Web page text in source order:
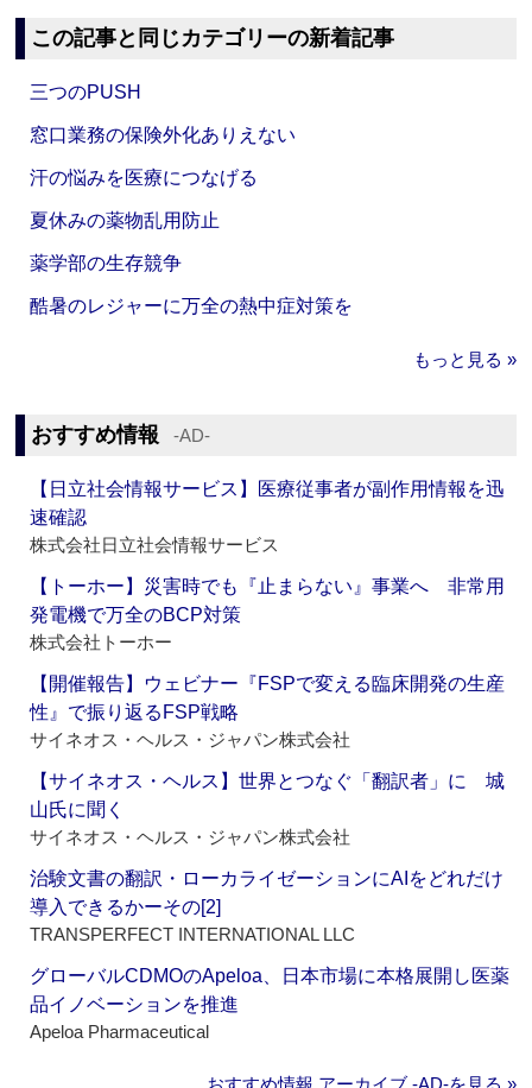
この記事と同じカテゴリーの新着記事
三つのPUSH
窓口業務の保険外化ありえない
汗の悩みを医療につなげる
夏休みの薬物乱用防止
薬学部の生存競争
酷暑のレジャーに万全の熱中症対策を
もっと見る »
おすすめ情報 ‐AD‐
【日立社会情報サービス】医療従事者が副作用情報を迅
速確認
株式会社日立社会情報サービス
【トーホー】災害時でも『止まらない』事業へ 非常用
発電機で万全のBCP対策
株式会社トーホー
【開催報告】ウェビナー『FSPで変える臨床開発の生産
性』で振り返るFSP戦略
サイネオス・ヘルス・ジャパン株式会社
【サイネオス・ヘルス】世界とつなぐ「翻訳者」に 城
山氏に聞く
サイネオス・ヘルス・ジャパン株式会社
治験文書の翻訳・ローカライゼーションにAIをどれだけ
導入できるかーその[2]
TRANSPERFECT INTERNATIONAL LLC
グローバルCDMOのApeloa、日本市場に本格展開し医薬
品イノベーションを推進
Apeloa Pharmaceutical